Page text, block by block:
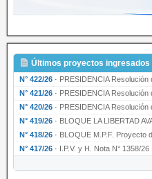
Últimos proyectos ingresados
N° 422/26 · PRESIDENCIA Resolución
N° 421/26 · PRESIDENCIA Resolución
N° 420/26 · PRESIDENCIA Resolución
N° 419/26 · BLOQUE LA LIBERTAD AVANZA
N° 418/26 · BLOQUE M.P.F. Proyecto de Ley
N° 417/26 · I.P.V. y H. Nota N° 1358/26 Dando